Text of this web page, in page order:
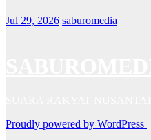
Jul 29, 2026 saburomedia
Proudly powered by WordPress |